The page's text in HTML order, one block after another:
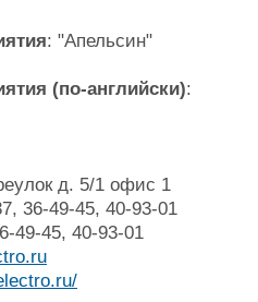
: "Апельсин"
(по-английски):
д. 5/1 офис 1
36-49-45, 40-93-01
49-45, 40-93-01